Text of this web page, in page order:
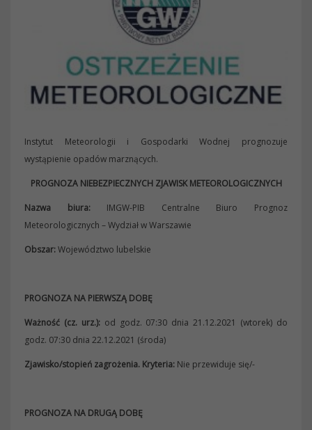
Instytut Meteorologii i Gospodarki Wodnej prognozuje
wystąpienie opadów marznących.
PROGNOZA NIEBEZPIECZNYCH ZJAWISK METEOROLOGICZNYCH
Nazwa biura:IMGW-PIB Centralne Biuro Prognoz
Meteorologicznych – Wydział w Warszawie
Obszar:Województwo lubelskie
PROGNOZA NA PIERWSZĄ DOBĘ
Ważność (cz. urz.):od godz. 07:30 dnia 21.12.2021 (wtorek) do
godz. 07:30 dnia 22.12.2021 (środa)
Zjawisko/stopień zagrożenia. Kryteria: Nie przewiduje się/-
PROGNOZA NA DRUGĄ DOBĘ